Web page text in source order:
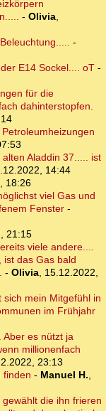
- Olivia,
-
E14 Sockel.... oT-
für die
dahinterstopfen.
Aladdin 37..... ist
14:44
18:26
viel Gas und
Fenster -
21:15
viele andere....
ist das Gas bald
- Olivia, 15.12.2022,
sich mein Mitgefühl in
im Frühjahr
Aber es nützt ja
millionenfach
23:13
finden - Manuel H.,
die ihn frieren